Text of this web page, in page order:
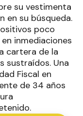
su vestimenta
en su búsqueda.
poco
inmediaciones
cartera de la
sustraídos. Una
Fiscal en
de 34 años